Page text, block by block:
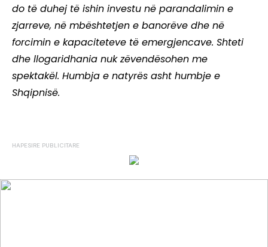
do të duhej të ishin investu në parandalimin e
zjarreve, në mbështetjen e banorëve dhe në
forcimin e kapaciteteve të emergjencave. Shteti
dhe llogaridhania nuk zëvendësohen me
spektakël. Humbja e natyrës asht humbje e
Shqipnisë.